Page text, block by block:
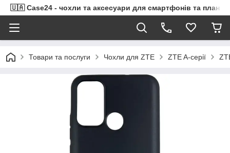
🇺🇦 Case24 - чохли та аксесуари для смартфонів та
Товари та послуги Чохли для ZTE ZTE A-серії